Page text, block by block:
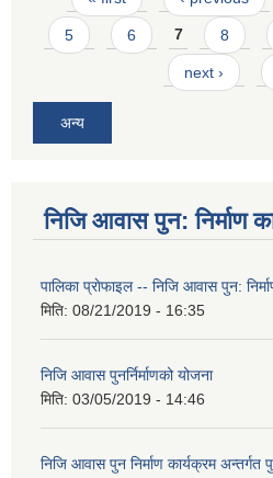
5 6 7 8
next ›
अन्य
निजि आवास पुन: निर्माण
पालिका प्राेफाइल -- निजि आवास पुन:
मिति: 08/21/2019 - 16:35
निजि आवास पुनर्निर्माणको योजना
मिति: 03/05/2019 - 14:46
निजि आवास पुन निर्माण कार्यक्रम अन्तर्गत